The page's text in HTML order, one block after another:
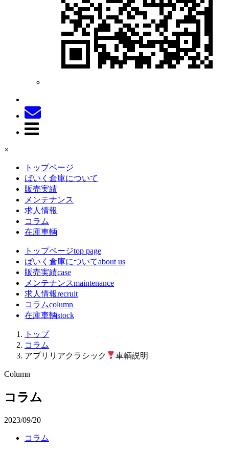
×
トップページ
ばいく倉庫について
販売実績
メンテナンス
求人情報
コラム
在庫車輌
トップページtop page
ばいく倉庫についてabout us
販売実績case
メンテナンスmaintenance
求人情報recruit
コラムcolumn
在庫車輌stock
トップ
コラム
アプリリアクラシック
車輌説明
Column
コラム
2023/09/20
コラム